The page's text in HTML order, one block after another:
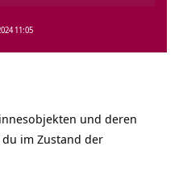
11:05
und deren
im Zustand der